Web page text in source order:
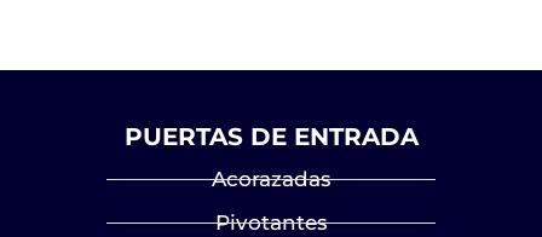
PUERTAS DE ENTRADA
Acorazadas
Pivotantes